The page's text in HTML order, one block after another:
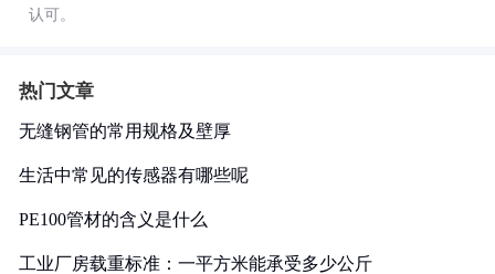
认可。
热门文章
无缝钢管的常用规格及壁厚
生活中常见的传感器有哪些呢
PE100管材的含义是什么
工业厂房载重标准：一平方米能承受多少公斤